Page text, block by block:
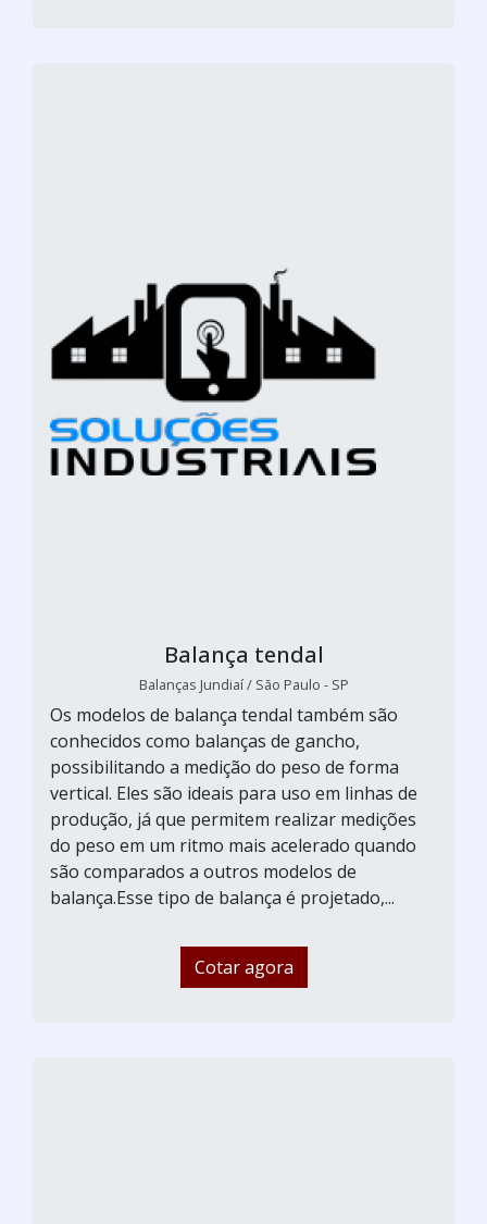
Balança tendal
Balanças Jundiaí / São Paulo - SP
Os modelos de balança tendal também são
conhecidos como balanças de gancho,
possibilitando a medição do peso de forma
vertical. Eles são ideais para uso em linhas de
produção, já que permitem realizar medições
do peso em um ritmo mais acelerado quando
são comparados a outros modelos de
balança.Esse tipo de balança é projetado,...
Cotar agora